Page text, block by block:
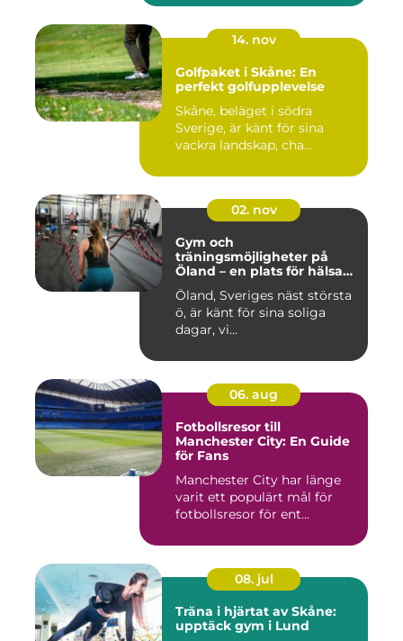
14. nov
Golfpaket i Skåne: En
perfekt golfupplevelse
Skåne, beläget i södra
Sverige, är känt för sina
vackra landskap, cha...
02. nov
Gym och
träningsmöjligheter på
Öland – en plats för hälsa
och välbefinnande
Öland, Sveriges näst största
ö, är känt för sina soliga
dagar, vi...
06. aug
Fotbollsresor till
Manchester City: En Guide
för Fans
Manchester City har länge
varit ett populärt mål för
fotbollsresor för ent...
08. jul
Träna i hjärtat av Skåne:
upptäck gym i Lund